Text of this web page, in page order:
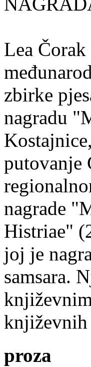
Lea
zbirke
nagradu
putovanje
nagrade
Histriae"
joj je
samsara.
književnih
proza